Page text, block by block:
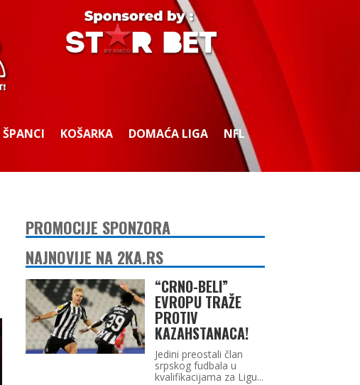
ŠPANCI KOŠARKA DOMAĆA LIGA
NFL
PROMOCIJE SPONZORA
NAJNOVIJE NA 2KA.RS
“CRNO-BELI”
EVROPU TRAŽE
PROTIV
KAZAHSTANACA!
Jedini preostali član
srpskog fudbala u
kvalifikacijama za Ligu...